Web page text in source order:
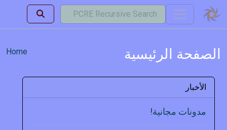
Home الصفحة الرئيسية
الأخبار
مدونات مجانية!